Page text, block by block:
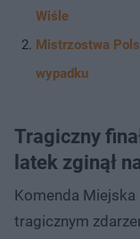
Wiśle
Mistrzostwa
wypadku
Tragiczny
latek zginął
Komenda Miejska
tragicznym